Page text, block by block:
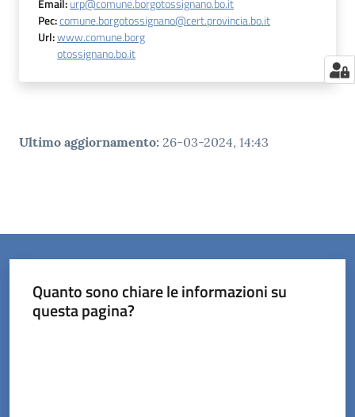
Email:urp@comune.borgotossignano.bo.it
Pec:comune.borgotossignano@cert.provincia.bo.it
Url:www.comune.borg
otossignano.bo.it
Ultimo aggiornamento: 26-03-2024, 14:43
Quanto sono chiare le informazioni su
questa pagina?